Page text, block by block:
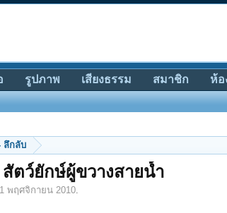
ลึกลับ
ตว์ยักษ์ผู้ขวางสายน้ำ
1 พฤศจิกายน 2010.
รูปภาพ เสียงธรรม สมาชิก ห้อ